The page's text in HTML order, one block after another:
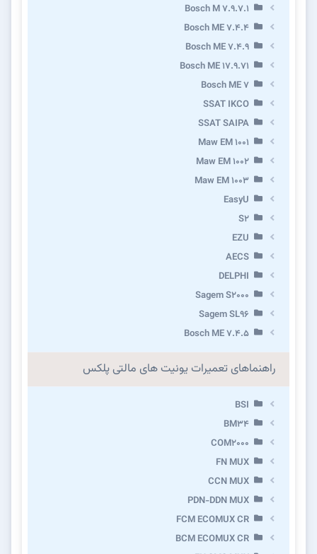
Bosch M 7.9.7.1
Bosch ME 7.4.4
Bosch ME 7.4.9
Bosch ME 17.9.71
Bosch ME 7
SSAT IKCO
SSAT SAIPA
Maw EM 1001
Maw EM 1002
Maw EM 1003
EasyU
S2
EZU
AECS
DELPHI
Sagem S2000
Sagem SL96
Bosch ME 7.4.5
راهنماهای تعمیرات یونیت های مالتی پلکس
BSI
BM34
COM2000
FN MUX
CCN MUX
PDN-DDN MUX
FCM ECOMUX CR
BCM ECOMUX CR